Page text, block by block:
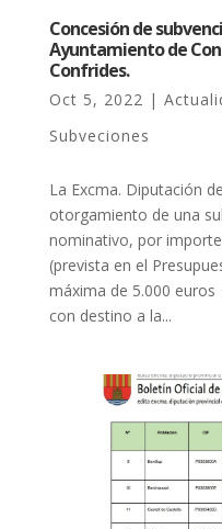
Concesión de
Ayuntamiento de
Confrides.
Oct 5, 2022 |
Subveciones
La Excma. Diputación
otorgamiento de una
nominativo, por
(prevista en el
máxima de 5.000 euros
con destino a la...